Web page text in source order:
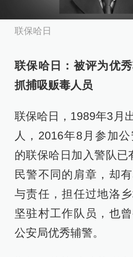
联保哈日
联保哈日：被评为优
抓捕吸贩毒人员
联保哈日，1989年3月
人，2016年8月参加
的联保哈日加入警队已
民警不同的肩章，却
与责任，担任过地洛
坚驻村工作队员，也
公安局优秀辅警。